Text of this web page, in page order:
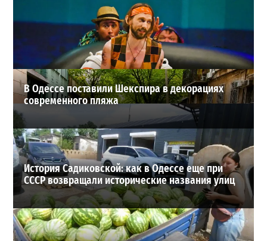
В Одессе выросло число пострадавших после атаки
реактивных дронов (фото)
2
ВИБОР РЕДАКЦИИ
В Одессе поставили Шекспира в декорациях
современного пляжа
История Садиковской: как в Одессе еще при
СССР возвращали исторические названия улиц